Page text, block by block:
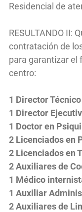
Residencial de
RESULTANDO II:
contratación de
para garantizar el
centro:
1 Director
1 Director
1 Doctor en
2 Licenciados en
2 Licenciados en
2 Auxiliares de
1 Médico
1 Auxiliar
2 Auxiliares de